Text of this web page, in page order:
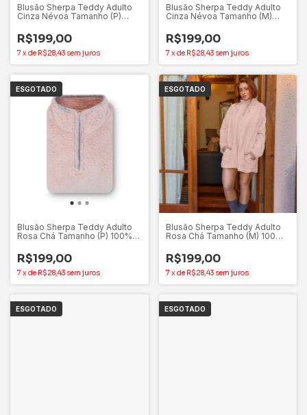
Blusão Sherpa Teddy Adulto
Cinza Névoa Tamanho (P)
R$199,00
7 xde R$28,43 sem juros
Blusão Sherpa Teddy Adulto
Cinza Névoa Tamanho (M)
R$199,00
7 xde R$28,43 sem juros
ESGOTADO
Blusão Sherpa Teddy Adulto
Rosa Chá Tamanho (P) 100%
R$199,00
7 x de R$28,43 sem juros
ESGOTADO
Blusão Sherpa Teddy Adulto
Rosa Chá Tamanho (M) 100%
R$199,00
7 x de R$28,43 sem juros
ESGOTADO ESGOTADO